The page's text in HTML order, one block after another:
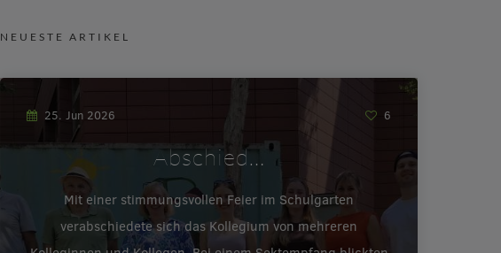
NEUESTE ARTIKEL
25. Jun 2026 6
Abschied…
Mit einer stimmungsvollen Feier im Schulgarten
verabschiedete sich das Kollegium von mehreren